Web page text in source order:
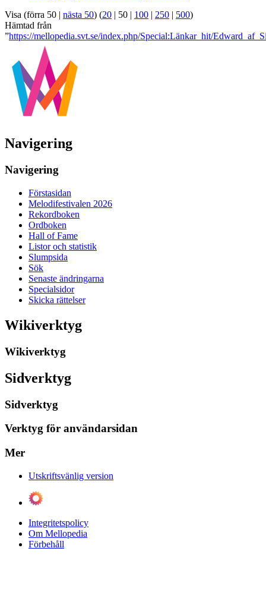
Visa (förra 50 | nästa 50) (20 | 50 | 100 | 250 | 500)
Hämtad från
”https://mellopedia.svt.se/index.php/Special:Länkar_hit/
Navigering
Navigering
Förstasidan
Melodifestivalen 2026
Rekordboken
Ordboken
Hall of Fame
Listor och statistik
Slumpsida
Sök
Senaste ändringarna
Specialsidor
Skicka rättelser
Wikiverktyg
Wikiverktyg
Sidverktyg
Sidverktyg
Verktyg för användarsidan
Mer
Utskriftsvänlig version
Integritetspolicy
Om Mellopedia
Förbehåll